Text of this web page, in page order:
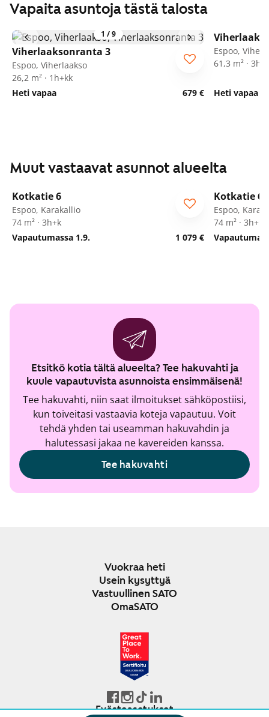
Vapaita asuntoja tästä talosta
1 /9
Viherlaaksonranta 3
Espoo, Viherlaakso
26,2 m² · 1h+kk
Heti vapaa
679 €
Espoo,
61,3 m² ·
Heti vapaa
Muut vastaavat asunnot alueelta
Kotkatie 6
Espoo, Karakallio
74 m² · 3h+k
Vapautumassa 1.9.
1 079 €
Kotkatie 6
Espoo,
74 m² · 3h+k
Etsitkö kotia tältä alueelta? Tee hakuvahti ja
kuule vapautuvista asunnoista ensimmäisenä!
Tee hakuvahti, niin saat ilmoitukset sähköpostiisi,
kun toiveitasi vastaavia koteja vapautuu. Voit
tehdä yhden tai useamman hakuvahdin ja
halutessasi jakaa ne kavereiden kanssa.
Tee hakuvahti
Vuokraa heti
Usein kysyttyä
Vastuullinen SATO
OmaSATO
JOULU 2024-2025
SUOMI
Evästeasetukset